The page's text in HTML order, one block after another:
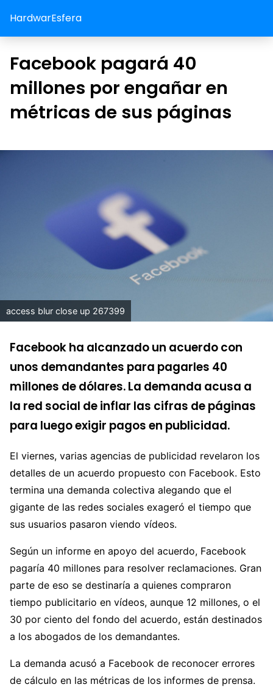
HardwarEsfera
Facebook pagará 40
millones por engañar en
métricas de sus páginas
access blur close up 267399
Facebook ha alcanzado un acuerdo con
unos demandantes para pagarles 40
millones de dólares. La demanda acusa a
la red social de inflar las cifras de páginas
para luego exigir pagos en publicidad.
El viernes, varias agencias de publicidad revelaron los
detalles de un acuerdo propuesto con Facebook. Esto
termina una demanda colectiva alegando que el
gigante de las redes sociales exageró el tiempo que
sus usuarios pasaron viendo vídeos.
Según un informe en apoyo del acuerdo, Facebook
pagaría 40 millones para resolver reclamaciones. Gran
parte de eso se destinaría a quienes compraron
tiempo publicitario en vídeos, aunque 12 millones, o el
30 por ciento del fondo del acuerdo, están destinados
a los abogados de los demandantes.
La demanda acusó a Facebook de reconocer errores
de cálculo en las métricas de los informes de prensa.